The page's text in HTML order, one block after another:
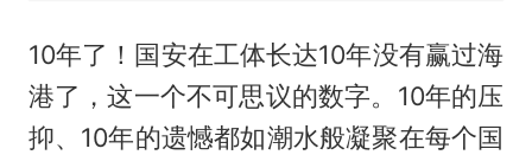
10年了！国安在工体长达10年没有赢过海
港了，这一个不可思议的数字。10年的压
抑、10年的遗憾都如潮水般凝聚在每个国